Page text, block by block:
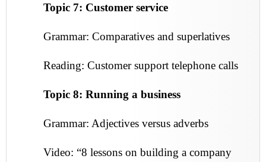
Topic 7: Customer service
Grammar: Comparatives and superlatives
Reading: Customer support telephone calls
Topic 8: Running a business
Grammar: Adjectives versus adverbs
Video: “8 lessons on building a company